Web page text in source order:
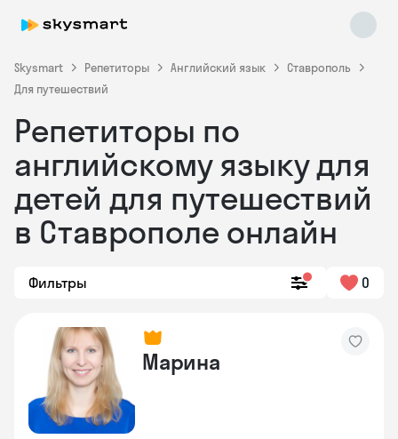
Skysmart Репетиторы Английский язык
Ставрополь
Для путешествий
Репетиторы по
английскому языку для
детей для путешествий
в Ставрополе онлайн
Фильтры 0
Марина
Skysmart Chat